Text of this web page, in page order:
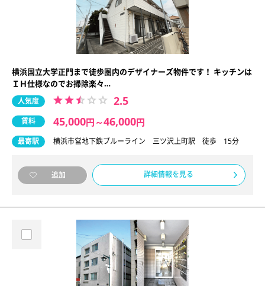
横浜国立大学正門まで徒歩圏内のデザイナーズ物件です！ キッチンは
ＩＨ仕様なのでお掃除楽々…
人気度 2.5
賃料 45,000円 ～46,000円
最寄駅 横浜市営地下鉄ブルーライン 三ツ沢上町駅 徒歩 15分
追加 詳細情報を見る